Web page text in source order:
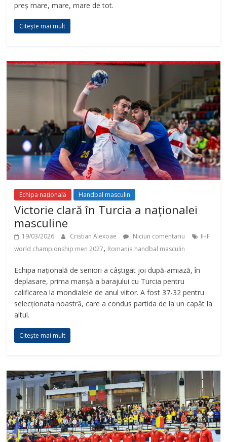
preș mare, mare, mare de tot.
Citește mai mult
Echipa națională Handbal masculin
Victorie clară în Turcia a naționalei
masculine
19/03/2026 Cristian Alexoae Niciun comentariu
IHF
world championship men 2027, Romania handbal masculin
Echipa națională de seniori a câștigat joi după-amiază, în
deplasare, prima manșă a barajului cu Turcia pentru
calificarea la mondialele de anul viitor. A fost 37-32 pentru
selecționata noastră, care a condus partida de la un capăt la
altul.
Citește mai mult